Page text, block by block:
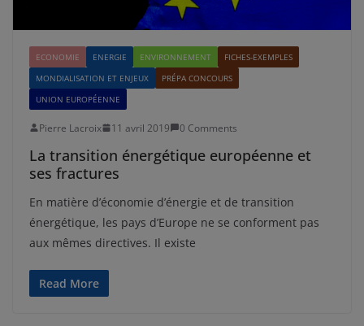
ECONOMIE ENERGIE ENVIRONNEMENT
FICHES-EXEMPLES
MONDIALISATION ET ENJEUX
PRÉPA CONCOURS
UNION EUROPÉENNE
Pierre Lacroix 11 avril 2019 0 Comments
La transition énergétique européenne et
ses fractures
En matière d’économie d’énergie et de transition
énergétique, les pays d’Europe ne se conforment pas
aux mêmes directives. Il existe
Read More